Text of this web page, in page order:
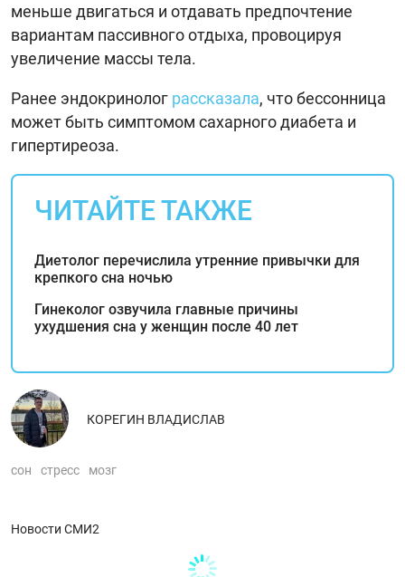
меньше двигаться и отдавать предпочтение
вариантам пассивного отдыха, провоцируя
увеличение массы тела.
Ранее эндокринолог рассказала, что бессонница
может быть симптомом сахарного диабета и
гипертиреоза.
ЧИТАЙТЕ ТАКЖЕ
Диетолог перечислила утренние привычки для
крепкого сна ночью
Гинеколог озвучила главные причины
ухудшения сна у женщин после 40 лет
КОРЕГИН ВЛАДИСЛАВ
сон стресс мозг
Новости СМИ2